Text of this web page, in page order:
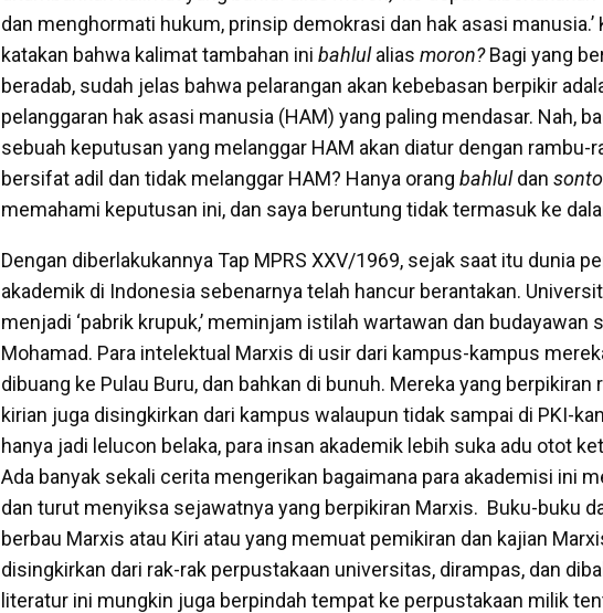
dan menghormati hukum, prinsip demokrasi dan hak asasi manusia.’
katakan bahwa kalimat tambahan ini bahlulalias moron?Bagi yang
beradab, sudah jelas bahwa pelarangan akan kebebasan berpikir
pelanggaran hak asasi manusia (HAM) yang paling mendasar. Nah,
sebuah keputusan yang melanggar HAM akan diatur dengan rambu-
bersifat adil dan tidak melanggar HAM? Hanya orang bahluldan
memahami keputusan ini, dan saya beruntung tidak termasuk ke
Dengan diberlakukannya Tap MPRS XXV/1969, sejak saat itu dunia
akademik di Indonesia sebenarnya telah hancur berantakan.
menjadi ‘pabrik krupuk,’ meminjam istilah wartawan dan budayawan
Mohamad. Para intelektual Marxis di usir dari kampus-kampus
dibuang ke Pulau Buru, dan bahkan di bunuh. Mereka yang berpikiran
kirian juga disingkirkan dari kampus walaupun tidak sampai di PKI-
hanya jadi lelucon belaka, para insan akademik lebih suka adu otot
Ada banyak sekali cerita mengerikan bagaimana para akademisi ini
dan turut menyiksa sejawatnya yang berpikiran Marxis. Buku-buku
berbau Marxis atau Kiri atau yang memuat pemikiran dan kajian
disingkirkan dari rak-rak perpustakaan universitas, dirampas, dan
literatur ini mungkin juga berpindah tempat ke perpustakaan milik